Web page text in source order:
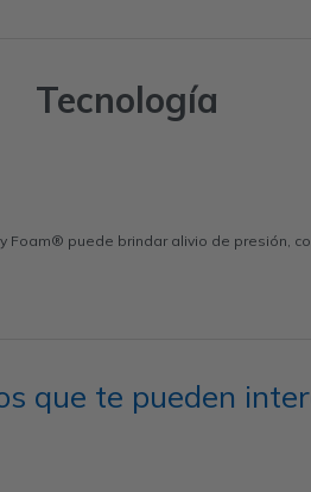
Tecnología
Foam® puede brindar alivio de presión,
que te pueden